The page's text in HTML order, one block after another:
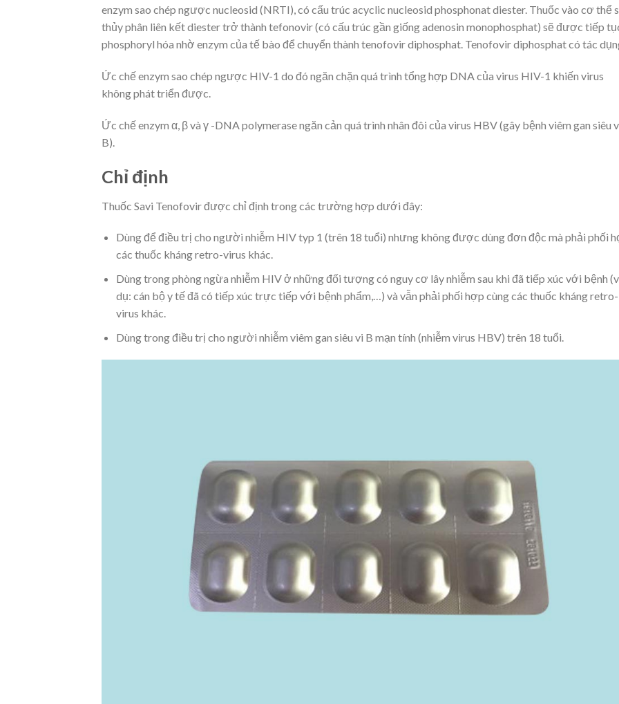
enzym sao chép ngược nucleosid (NRTI), có cấu trúc acyclic nucleosid phosphonat diester. Thuốc vào cơ thể
thủy phân liên kết diester trở thành tefonovir (có cấu trúc gần giống adenosin monophosphat) sẽ được tiếp
phosphoryl hóa nhờ enzym của tế bào để chuyển thành tenofovir diphosphat. Tenofovir diphosphat có tác
Ức chế enzym sao chép ngược HIV-1 do đó ngăn chặn quá trình tổng hợp DNA của virus HIV-1 khiến virus
không phát triển được.
Ức chế enzym α, β và γ -DNA polymerase ngăn cản quá trình nhân đôi của virus HBV (gây bệnh viêm gan siêu
B).
Chỉ định
Thuốc Savi Tenofovir được chỉ định trong các trường hợp dưới đây:
Dùng để điều trị cho người nhiễm HIV typ 1 (trên 18 tuổi) nhưng không được dùng đơn độc mà phải phối
các thuốc kháng retro-virus khác.
Dùng trong phòng ngừa nhiễm HIV ở những đối tượng có nguy cơ lây nhiễm sau khi đã tiếp xúc với bệnh
dụ: cán bộ y tế đã có tiếp xúc trực tiếp với bệnh phẩm,…) và vẫn phải phối hợp cùng các thuốc kháng retro-
virus khác.
Dùng trong điều trị cho người nhiễm viêm gan siêu vi B mạn tính (nhiễm virus HBV) trên 18 tuổi.